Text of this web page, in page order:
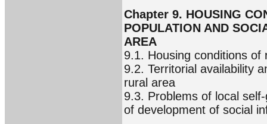
Chapter 9. HOUSING
POPULATION AND
AREA
9.1. Housing conditions of
9.2. Territorial availability
rural area
9.3. Problems of local
of development of social